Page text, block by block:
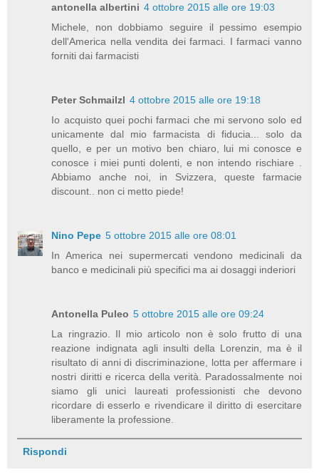
antonella albertini 4 ottobre 2015 alle ore 19:03
Michele, non dobbiamo seguire il pessimo esempio
dell'America nella vendita dei farmaci. I farmaci vanno
forniti dai farmacisti
Peter Schmailzl 4 ottobre 2015 alle ore 19:18
Io acquisto quei pochi farmaci che mi servono solo ed
unicamente dal mio farmacista di fiducia... solo da
quello, e per un motivo ben chiaro, lui mi conosce e
conosce i miei punti dolenti, e non intendo rischiare .
Abbiamo anche noi, in Svizzera, queste farmacie
discount.. non ci metto piede!
Nino Pepe 5 ottobre 2015 alle ore 08:01
In America nei supermercati vendono medicinali da
banco e medicinali più specifici ma ai dosaggi inderiori
Antonella Puleo 5 ottobre 2015 alle ore 09:24
La ringrazio. Il mio articolo non è solo frutto di una
reazione indignata agli insulti della Lorenzin, ma è il
risultato di anni di discriminazione, lotta per affermare i
nostri diritti e ricerca della verità. Paradossalmente noi
siamo gli unici laureati professionisti che devono
ricordare di esserlo e rivendicare il diritto di esercitare
liberamente la professione.
Rispondi